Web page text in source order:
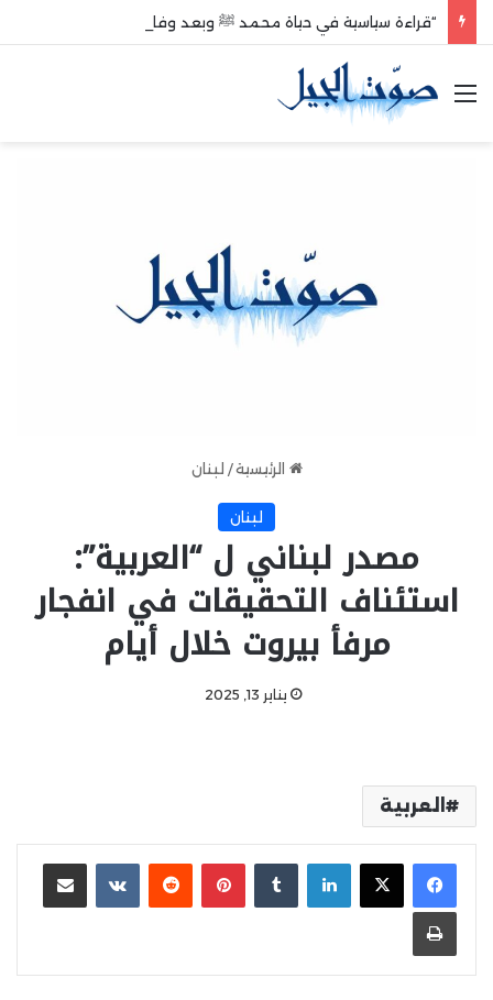
“قراءة سياسية في حياة محمد ﷺ وبعد وفاته”
القائمة
الرئيسية / لبنان
لبنان
مصدر لبناني ل “العربية”:
استئناف التحقيقات في انفجار
مرفأ بيروت خلال أيام
يناير 13, 2025
العربية
لينكدإن بينتيريست
طباعة